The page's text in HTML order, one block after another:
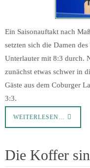
Ein Saisonauftakt nach
setzten sich die Damen
Unterlauter mit 8:3 durch.
zunächst etwas schwer in
Gäste aus dem Coburger
3:3.
WEITERLESEN…
Die Koffer